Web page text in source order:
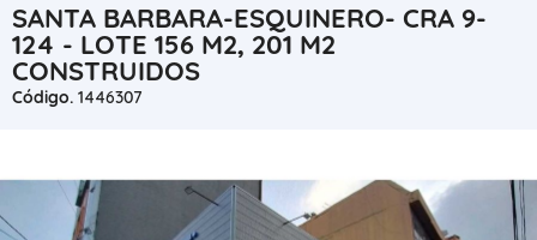
SANTA BARBARA-ESQUINERO- CRA 9-
124 - LOTE 156 M2, 201 M2
CONSTRUIDOS
Código. 1446307